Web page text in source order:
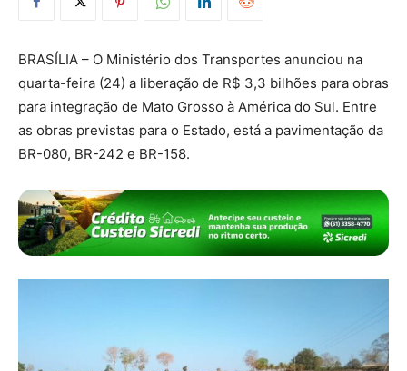
BRASÍLIA – O Ministério dos Transportes anunciou na
quarta-feira (24) a liberação de R$ 3,3 bilhões para obras
para integração de Mato Grosso à América do Sul. Entre
as obras previstas para o Estado, está a pavimentação da
BR-080, BR-242 e BR-158.